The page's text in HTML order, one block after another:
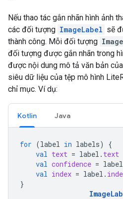
Nếu thao tác gắn nhãn hình ảnh
các đối tượng ImageLabel sẽ
thành công. Mỗi đối tượng
đối tượng được gắn nhãn trong
được nội dung mô tả văn bản
siêu dữ liệu của tệp mô hình
chỉ mục. Ví dụ:
Kotlin Java
for (label in labels)
{
val text = label . text
val confidence = label
val index = label .
}